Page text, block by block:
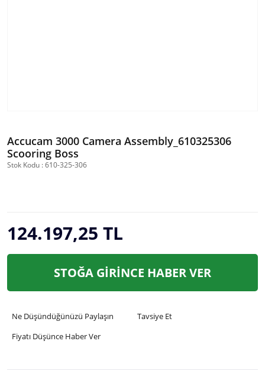
Accucam 3000 Camera Assembly_610325306
Scooring Boss
Stok Kodu : 610-325-306
124.197,25 TL
STOĞA GİRİNCE HABER VER
Ne Düşündüğünüzü Paylaşın
Tavsiye Et
Fiyatı Düşünce Haber Ver